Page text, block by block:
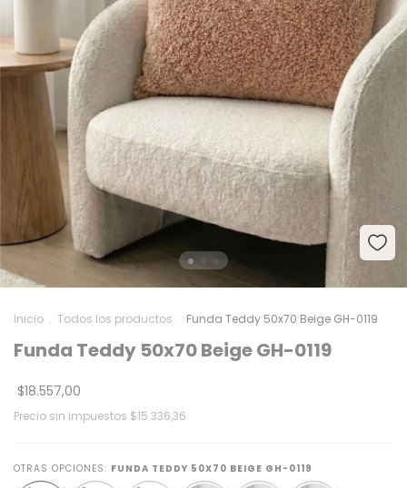
Inicio . Todos los productos . Funda Teddy 50x70 Beige GH-0119
Funda Teddy 50x70 Beige GH-0119
$18.557,00
Precio sin impuestos $15.336,36
OTRAS OPCIONES: FUNDA TEDDY 50X70 BEIGE GH-0119